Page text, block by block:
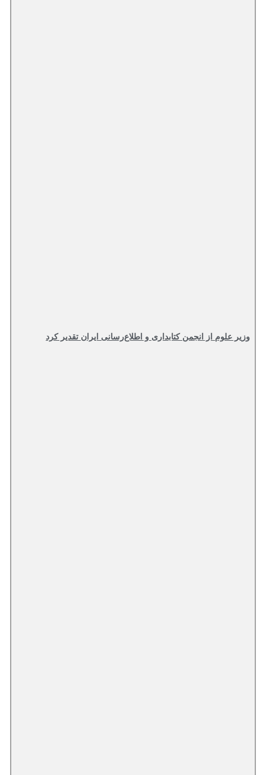
وزیر علوم از انجمن کتابداری و اطلاع‌رسانی ایران تقدیر کرد